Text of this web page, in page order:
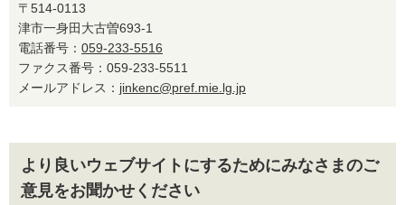
〒514-0113
津市一身田大古曽693-1
電話番号： 059-233-5516
ファクス番号：059-233-5511
メールアドレス： jinkenc@pref.mie.lg.jp
より良いウェブサイトにするためにみなさまのご
意見をお聞かせください